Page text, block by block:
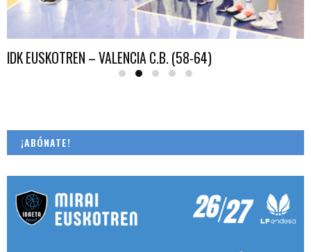
EL ROSTER PARA LA 25/26
¡ABÓNATE!